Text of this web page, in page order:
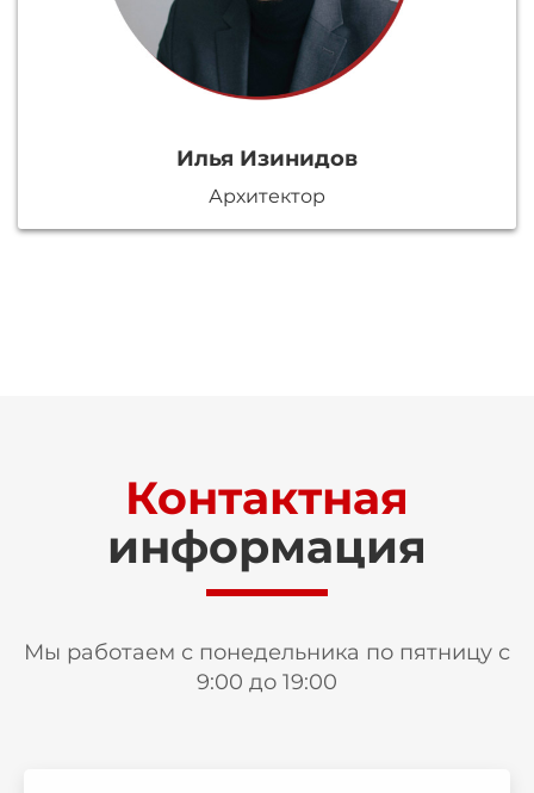
Илья Изинидов
Архитектор
Контактная
информация
Мы работаем с понедельника по пятницу с
9:00 до 19:00